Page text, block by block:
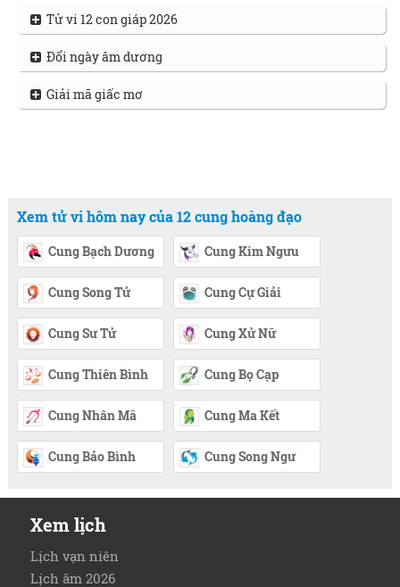
Tử vi 12 con giáp 2026
Đổi ngày âm dương
Giải mã giấc mơ
Xem tử vi hôm nay của 12 cung hoàng đạo
Cung Bạch Dương Cung Kim Ngưu
Cung Song Tử Cung Cự Giải
Cung Sư Tử Cung Xử Nữ
Cung Thiên Bình Cung Bọ Cạp
Cung Nhân Mã Cung Ma Kết
Cung Bảo Bình Cung Song Ngư
Xem lịch
Lịch vạn niên
Lịch âm 2026